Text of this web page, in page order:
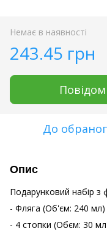
Немає в наявності
243.45 грн
До
Опис
Подарунковий набір з
- Фляга (Об'єм: 240 мл)
- 4 стопки (Обєм: 30